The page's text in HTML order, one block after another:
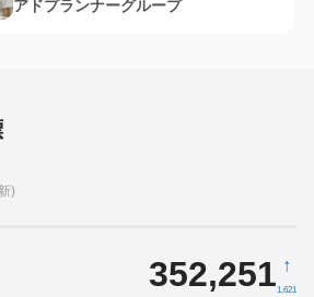
アドプランナーグループ
)
352,251 ↑
1,621